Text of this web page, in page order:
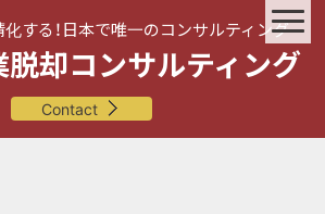
する！日本で唯一のコンサルティング
却コンサルティング
Contact